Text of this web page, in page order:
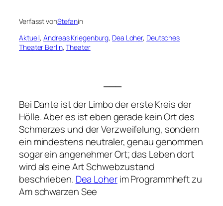
Verfasst vonStefanin
Aktuell, Andreas Kriegenburg, Dea Loher, Deutsches
Theater Berlin, Theater
Bei Dante ist der Limbo der erste Kreis der
Hölle. Aber es ist eben gerade kein Ort des
Schmerzes und der Verzweifelung, sondern
ein mindestens neutraler, genau genommen
sogar ein angenehmer Ort; das Leben dort
wird als eine Art Schwebzustand
beschrieben. Dea Loherim Programmheft zu
Am schwarzen See